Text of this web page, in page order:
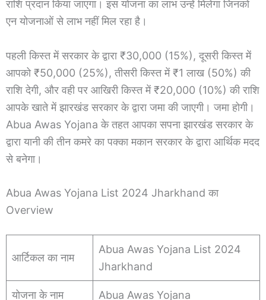
राशि प्रदान किया जाएगा। इस योजना का लाभ उन्हें मिलेगा जिनको
एन योजनाओं से लाभ नहीं मिल रहा है।
पहली किस्त में सरकार के द्वारा ₹30,000 (15%), दूसरी किस्त में
आपको ₹50,000 (25%), तीसरी किस्त में ₹1 लाख (50%) की
राशि देगी, और वही पर आखिरी किस्त में ₹20,000 (10%) की राशि
आपके खाते में झारखंड सरकार के द्वारा जमा की जाएगी। जमा होगी।
Abua Awas Yojana के तहत आपका सपना झारखंड सरकार के
द्वारा यानी की तीन कमरे का पक्का मकान सरकार के द्वारा आर्थिक मदद
से बनेगा।
Abua Awas Yojana List 2024 Jharkhand का
Overview
आर्टिकल का नाम
Abua Awas Yojana List 2024
Jharkhand
योजना के नाम Abua Awas Yojana